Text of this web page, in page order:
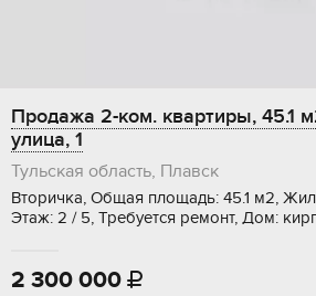
Продажа 2-ком. квартиры, 45.1
улица, 1
Тульская область, Плавск
Вторичка, Общая площадь: 45.1 м2,
Этаж: 2 / 5, Требуется ремонт, Дом:
2 300 000 